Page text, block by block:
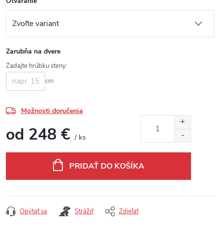
Zarubňa na dvere
Zadajte hrúbku steny:
cm
Možnosti doručenia
od 248 € / ks
PRIDAŤ DO KOŠÍKA
Opýtať sa Strážiť Zdieľať